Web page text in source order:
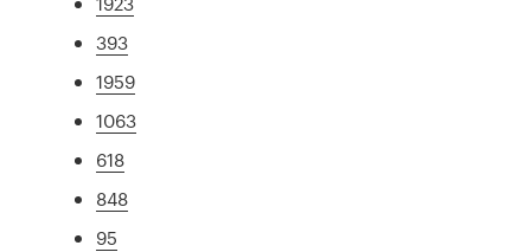
393
1959
1063
618
848
95